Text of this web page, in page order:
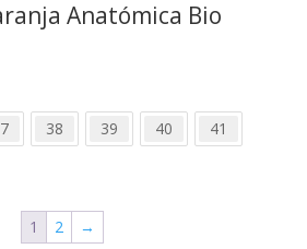
Anatómica Bio
38 39 40 41
1 2 →